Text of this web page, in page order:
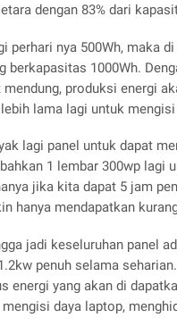
dengan 83% dari
perhari nya 500Wh, maka
berkapasitas 1000Wh.
produksi energi
lama lagi untuk
lagi panel untuk dapat
1 lembar 300wp lagi
jika kita dapat 5 jam
hanya mendapatkan
jadi keseluruhan panel
penuh selama
energi yang akan di
daya laptop,